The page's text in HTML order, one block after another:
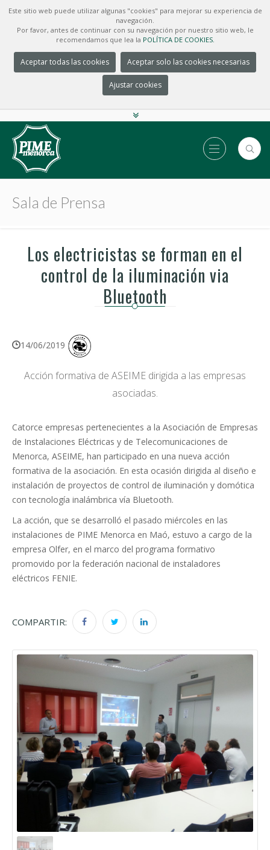
Este sitio web puede utilizar algunas "cookies" para mejorar su experiencia de
navegación.
Por favor, antes de continuar con su navegación por nuestro sitio web, le
recomendamos que lea la POLÍTICA DE COOKIES.
Aceptar todas las cookies Aceptar solo las cookies necesarias
Ajustar cookies
Sala de Prensa
Los electricistas se forman en el
control de la iluminación via
Bluetooth
14/06/2019
Acción formativa de ASEIME dirigida a las empresas
asociadas.
Catorce empresas pertenecientes a la Asociación de Empresas
de Instalaciones Eléctricas y de Telecomunicaciones de
Menorca, ASEIME, han participado en una nueva acción
formativa de la asociación. En esta ocasión dirigida al diseño e
instalación de proyectos de control de iluminación y domótica
con tecnología inalámbrica vía Bluetooth.
La acción, que se desarrolló el pasado miércoles en las
instalaciones de PIME Menorca en Maó, estuvo a cargo de la
empresa Olfer, en el marco del programa formativo
promovido por la federación nacional de instaladores
eléctricos FENIE.
COMPARTIR: